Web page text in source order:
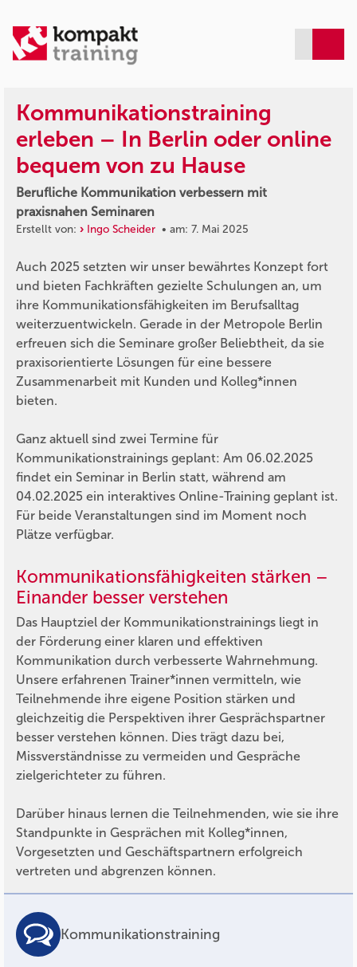
Kommunikationstraining
erleben – In Berlin oder online
bequem von zu Hause
Berufliche Kommunikation verbessern mit
praxisnahen Seminaren
Erstellt von: Ingo Scheider • am: 7. Mai 2025
Auch 2025 setzten wir unser bewährtes Konzept fort
und bieten Fachkräften gezielte Schulungen an, um
ihre Kommunikationsfähigkeiten im Berufsalltag
weiterzuentwickeln. Gerade in der Metropole Berlin
erfreuen sich die Seminare großer Beliebtheit, da sie
praxisorientierte Lösungen für eine bessere
Zusammenarbeit mit Kunden und Kolleg*innen
bieten.
Ganz aktuell sind zwei Termine für
Kommunikationstrainings geplant: Am 06.02.2025
findet ein Seminar in Berlin statt, während am
04.02.2025 ein interaktives Online-Training geplant ist.
Für beide Veranstaltungen sind im Moment noch
Plätze verfügbar.
Kommunikationsfähigkeiten stärken –
Einander besser verstehen
Das Hauptziel der Kommunikationstrainings liegt in
der Förderung einer klaren und effektiven
Kommunikation durch verbesserte Wahrnehmung.
Unsere erfahrenen Trainer*innen vermitteln, wie
Teilnehmende ihre eigene Position stärken und
gleichzeitig die Perspektiven ihrer Gesprächspartner
besser verstehen können. Dies trägt dazu bei,
Missverständnisse zu vermeiden und Gespräche
zielgerichteter zu führen.
Darüber hinaus lernen die Teilnehmenden, wie sie ihre
Standpunkte in Gesprächen mit Kolleg*innen,
Vorgesetzten und Geschäftspartnern erfolgreich
vertreten und abgrenzen können.
Kommunikationstraining